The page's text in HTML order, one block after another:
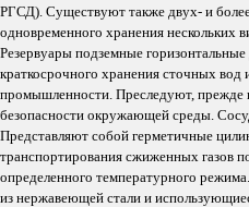
РГСД). Существуют также двух- и
одновременного хранения нескольких
Резервуары подземные
краткосрочного хранения сточных вод
промышленности. Преследуют, прежде
безопасности окружающей среды.
Представляют собой герметичные
транспортирования сжиженных газов
определенного температурного
из нержавеющей стали и